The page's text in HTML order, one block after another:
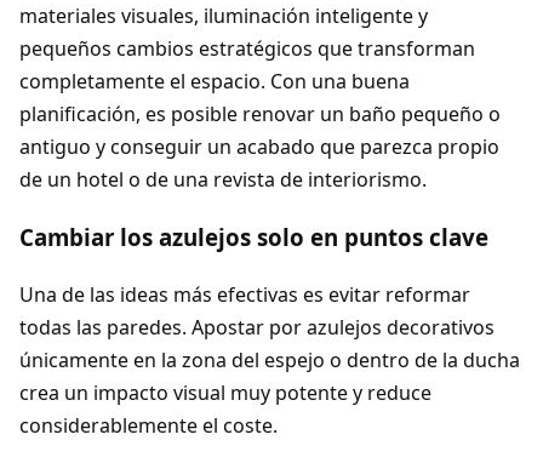
materiales visuales, iluminación inteligente y
pequeños cambios estratégicos que transforman
completamente el espacio. Con una buena
planificación, es posible renovar un baño pequeño o
antiguo y conseguir un acabado que parezca propio
de un hotel o de una revista de interiorismo.
Cambiar los azulejos solo en puntos clave
Una de las ideas más efectivas es evitar reformar
todas las paredes. Apostar por azulejos decorativos
únicamente en la zona del espejo o dentro de la ducha
crea un impacto visual muy potente y reduce
considerablemente el coste.